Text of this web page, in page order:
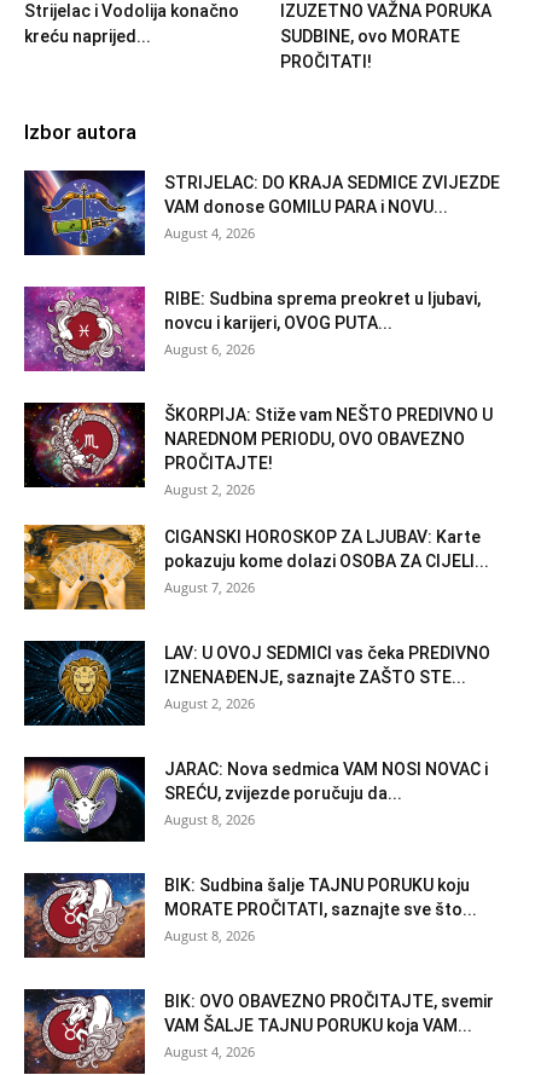
Strijelac i Vodolija konačno
kreću naprijed...
IZUZETNO VAŽNA PORUKA
SUDBINE, ovo MORATE
PROČITATI!
Izbor autora
STRIJELAC: DO KRAJA SEDMICE ZVIJEZDE
VAM donose GOMILU PARA i NOVU...
August 4, 2026
RIBE: Sudbina sprema preokret u ljubavi,
novcu i karijeri, OVOG PUTA...
August 6, 2026
ŠKORPIJA: Stiže vam NEŠTO PREDIVNO U
NAREDNOM PERIODU, OVO OBAVEZNO
PROČITAJTE!
August 2, 2026
CIGANSKI HOROSKOP ZA LJUBAV: Karte
pokazuju kome dolazi OSOBA ZA CIJELI...
August 7, 2026
LAV: U OVOJ SEDMICI vas čeka PREDIVNO
IZNENAĐENJE, saznajte ZAŠTO STE...
August 2, 2026
JARAC: Nova sedmica VAM NOSI NOVAC i
SREĆU, zvijezde poručuju da...
August 8, 2026
BIK: Sudbina šalje TAJNU PORUKU koju
MORATE PROČITATI, saznajte sve što...
August 8, 2026
BIK: OVO OBAVEZNO PROČITAJTE, svemir
VAM ŠALJE TAJNU PORUKU koja VAM...
August 4, 2026